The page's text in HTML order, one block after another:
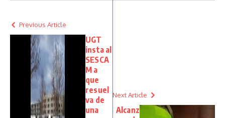
Previous Article
UGT
insta al
SESCA
M a
que
resuel
va de
una
Next Article
Alcanz